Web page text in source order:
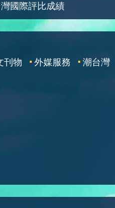
國際評比成績
刊物 外媒服務 潮台灣